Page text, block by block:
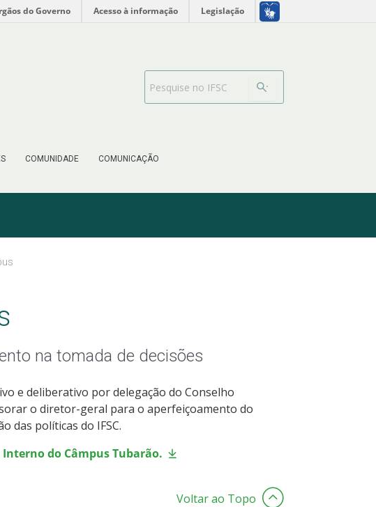
do Governo Acesso à informação Legislação
COMUNIDADE COMUNICAÇÃO
Barra de busca
na tomada de decisões
e deliberativo por delegação do Conselho
o diretor-geral para o aperfeiçoamento do
das políticas do IFSC.
do Câmpus Tubarão.
Voltar ao Topo